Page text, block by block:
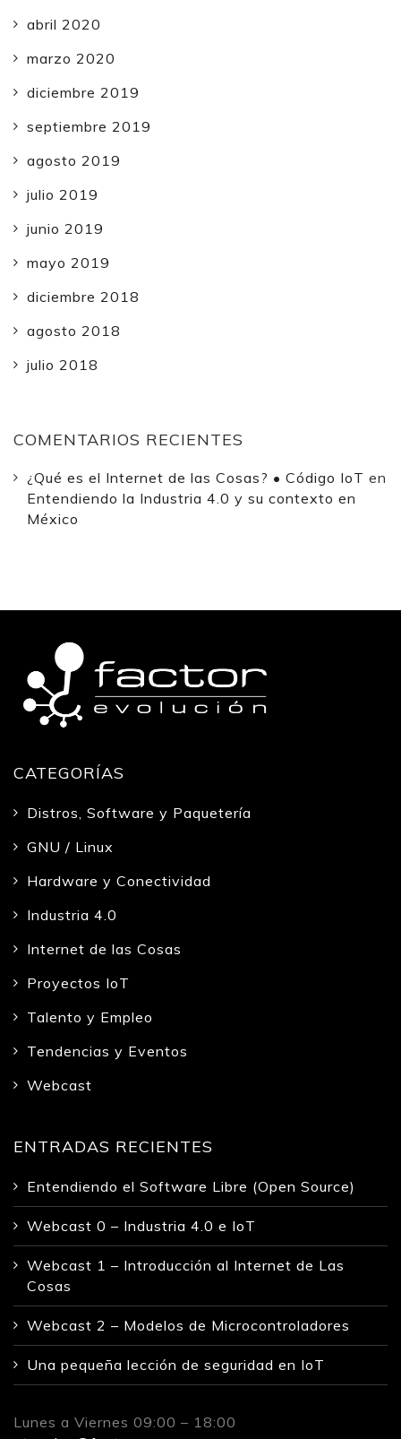
abril 2020
marzo 2020
diciembre 2019
septiembre 2019
agosto 2019
julio 2019
junio 2019
mayo 2019
diciembre 2018
agosto 2018
julio 2018
COMENTARIOS RECIENTES
¿Qué es el Internet de las Cosas? • Código IoT en
Entendiendo la Industria 4.0 y su contexto en
México
CATEGORÍAS
Distros, Software y Paquetería
GNU / Linux
Hardware y Conectividad
Industria 4.0
Internet de las Cosas
Proyectos IoT
Talento y Empleo
Tendencias y Eventos
Webcast
ENTRADAS RECIENTES
Entendiendo el Software Libre (Open Source)
Webcast 0 – Industria 4.0 e IoT
Webcast 1 – Introducción al Internet de Las
Cosas
Webcast 2 – Modelos de Microcontroladores
Una pequeña lección de seguridad en IoT
Lunes a Viernes 09:00 – 18:00